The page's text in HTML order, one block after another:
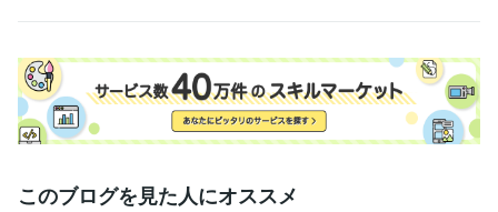
このブログを見た人にオススメ